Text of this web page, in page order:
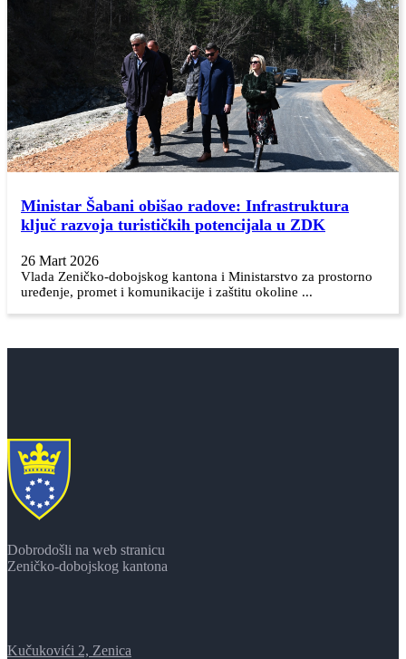
Ministar Šabani obišao radove: Infrastruktura
ključ razvoja turističkih potencijala u ZDK
26 Mart 2026
Vlada Zeničko-dobojskog kantona i Ministarstvo za prostorno
uređenje, promet i komunikacije i zaštitu okoline ...
Dobrodošli na web stranicu
Zeničko-dobojskog kantona
Kučukovići 2, Zenica